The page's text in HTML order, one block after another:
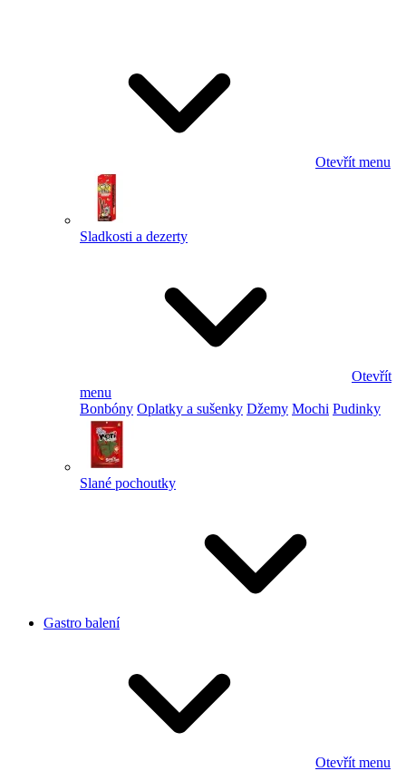
Otevřít menu
Sladkosti a dezerty
Otevřít
menu
Bonbóny Oplatky a sušenky Džemy Mochi Pudinky
Slané pochoutky
Gastro balení
Otevřít menu